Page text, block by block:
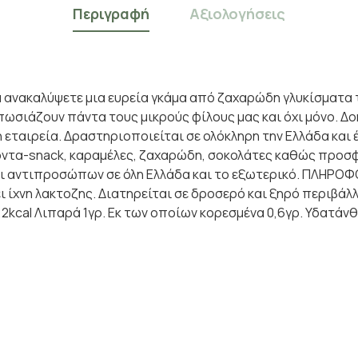
Περιγραφή Αξιολογήσεις
μια ευρεία γκάμα από ζαχαρώδη γλυκίσματα
πάντα τους μικρούς φίλους μας και όχι μόνο.
Δραστηριοποιείται σε ολόκληρη την Ελλάδα
snack, καραμέλες, ζαχαρώδη, σοκολάτες καθώς
αντιπροσώπων σε όλη Ελλάδα και το εξωτερικό.
ίχνη λακτοζης. Διατηρείται σε δροσερό και ξηρό
Λιπαρά 1γρ. Εκ των οποίων κορεσμένα 0,6γρ.